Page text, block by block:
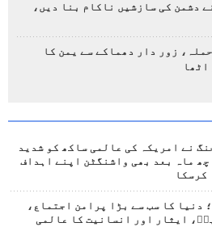
دشمن کی سازشیں ناکام بنا دیں،
زور دار دھماکے سے یمن کا
نے امریکہ کی عالمی ساکھ کو شدید
چھ ماہ بعد بھی واشنگٹن اپنے اہداف
کرسکا
دنیا کا سب سے بڑا پرامن اجتماع،
ایثار اور انسانیت کا عالمی